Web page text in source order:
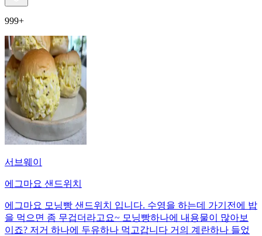
999+
서브웨이
에그마요 샌드위치
에그마요 모닝빵 샌드위치 입니다. 수영을 하는데 가기전에 밥
을 먹으면 좀 무겁더라고요~ 모닝빵하나에 내용물이 많아보
이죠? 저거 하나에 두유하나 먹고갑니다 거의 계란하나 들었